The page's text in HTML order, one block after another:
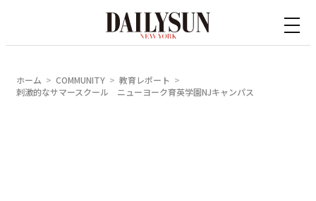
ホーム COMMUNITY
教育レポート
刺激的なサマースクール ニューヨーク育英学園NJキャンパス